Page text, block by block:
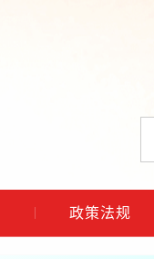
政策法规